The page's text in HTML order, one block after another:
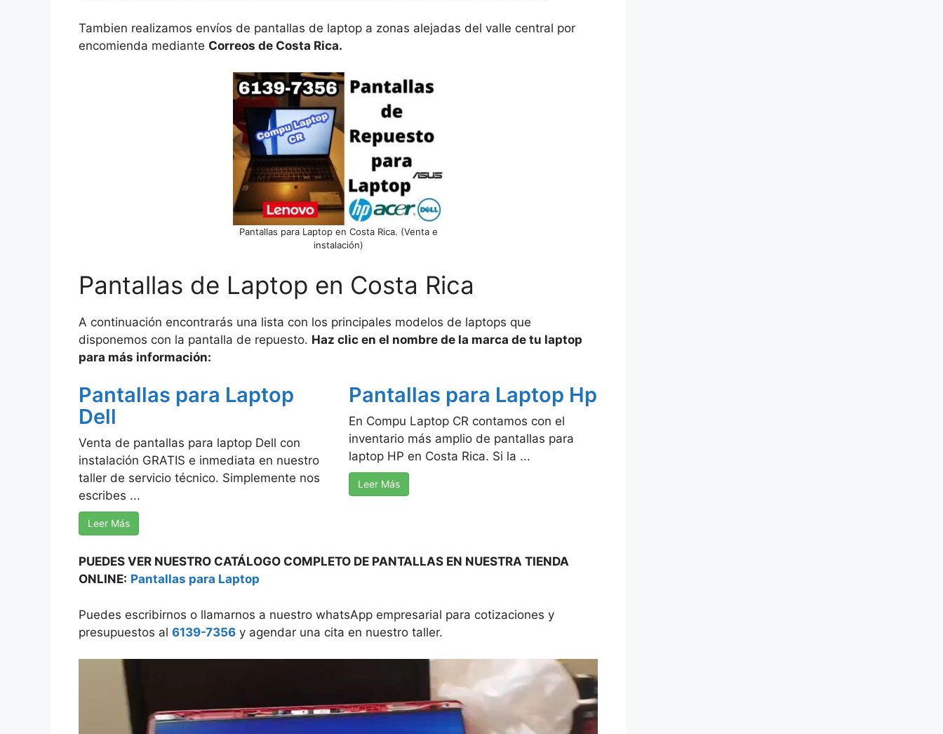
Tambien realizamos envíos de pantallas de laptop a zonas alejadas del valle central por
encomienda mediante Correos de Costa Rica.
Pantallas para Laptop en Costa Rica. (Venta e
instalación)
Pantallas de Laptop en Costa Rica
A continuación encontrarás una lista con los principales modelos de laptops que
disponemos con la pantalla de repuesto. Haz clic en el nombre de la marca de tu laptop
para más información:
Pantallas para Laptop
Dell
Venta de pantallas para laptop Dell con
instalación GRATIS e inmediata en nuestro
taller de servicio técnico. Simplemente nos
escribes ...
Leer Más
Pantallas para Laptop Hp
En Compu Laptop CR contamos con el
inventario más amplio de pantallas para
laptop HP en Costa Rica. Si la ...
Leer Más
PUEDES VER NUESTRO CATÁLOGO COMPLETO DE PANTALLAS EN NUESTRA TIENDA
ONLINE: Pantallas para Laptop
Puedes escribirnos o llamarnos a nuestro whatsApp empresarial para cotizaciones y
presupuestos al 6139-7356 y agendar una cita en nuestro taller.